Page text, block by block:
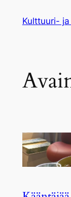
sisältöön
Kulttuuri-